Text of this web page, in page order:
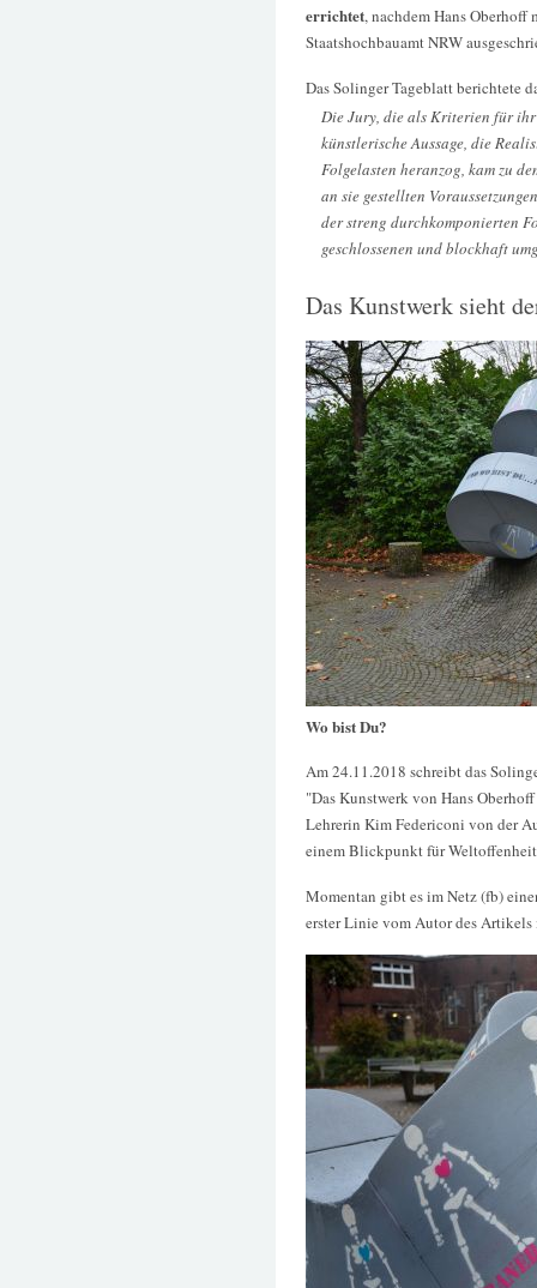
errichtet, nachdem Hans
Staatshochbauamt NRW
Das Solinger Tageblatt berichtete
Die Jury, die als Kriterien für
künstlerische Aussage, die
Folgelasten heranzog, kam zu
an sie gestellten
der streng durchkomponierten
geschlossenen und blockhaft
Das Kunstwerk sieht
Wo bist Du?
Am 24.11.2018 schreibt das
"Das Kunstwerk von Hans
Lehrerin Kim Federiconi von der
einem Blickpunkt für
Momentan gibt es im Netz (fb)
erster Linie vom Autor des